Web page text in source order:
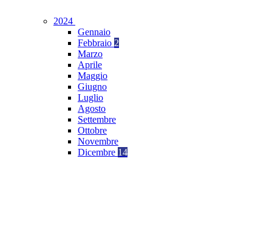
2024
Gennaio
Febbraio 2
Marzo
Aprile
Maggio
Giugno
Luglio
Agosto
Settembre
Ottobre
Novembre
Dicembre 14